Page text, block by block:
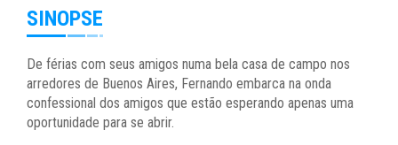
SINOPSE
De férias com seus amigos numa bela casa de campo nos
arredores de Buenos Aires, Fernando embarca na onda
confessional dos amigos que estão esperando apenas uma
oportunidade para se abrir.